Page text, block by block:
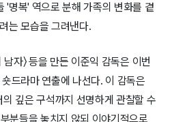
'명복' 역으로 분해 가족의 변화를 곁
는 모습을 그려낸다.
의 남자〉 등을 만든 이준익 감독은 이번
드라마 연출에 나선다. 이 감독은
깊은 구석까지 선명하게 관찰할 수
분들을 놓치지 않되 이야기적으로